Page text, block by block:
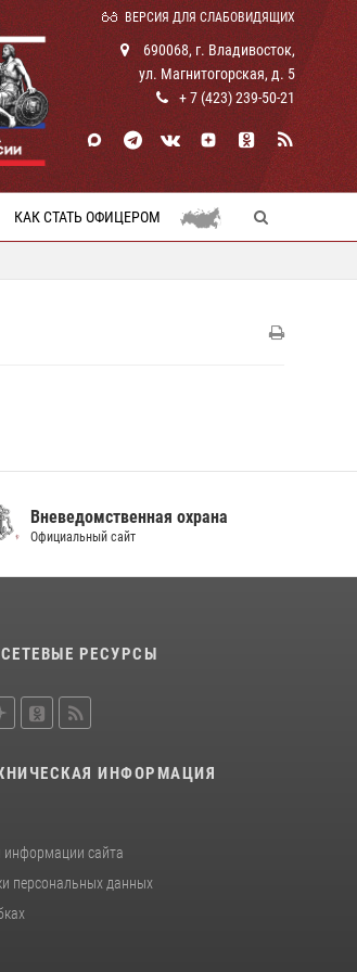
ВЕРСИЯ ДЛЯ СЛАБОВИДЯЩИХ
690068, г. Владивосток,
ул. Магнитогорская, д. 5
+ 7 (423) 239-50-21
КАК СТАТЬ ОФИЦЕРОМ
Вневедомственная охрана
Официальный сайт
РЕСУРСЫ
ИНФОРМАЦИЯ
информации сайта
персональных данных